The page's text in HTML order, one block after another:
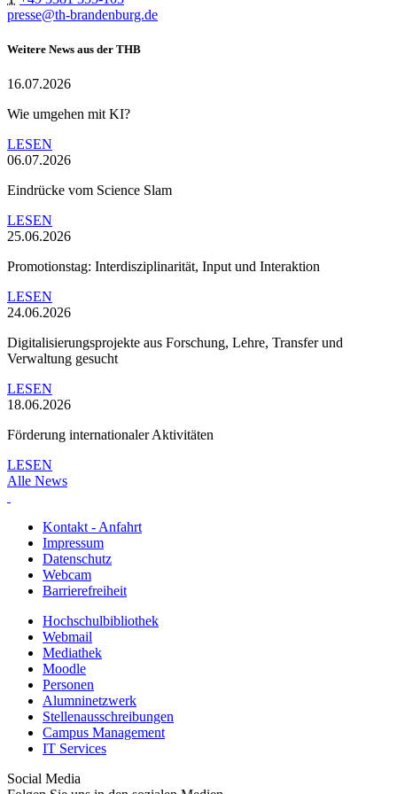
presse@th-brandenburg.de
Weitere News aus der THB
16.07.2026
Wie umgehen mit KI?
LESEN
06.07.2026
Eindrücke vom Science Slam
LESEN
25.06.2026
Promotionstag: Interdisziplinarität, Input und Interaktion
LESEN
24.06.2026
Digitalisierungsprojekte aus Forschung, Lehre, Transfer und
Verwaltung gesucht
LESEN
18.06.2026
Förderung internationaler Aktivitäten
LESEN
Alle News
Kontakt - Anfahrt
Impressum
Datenschutz
Webcam
Barrierefreiheit
Hochschulbibliothek
Webmail
Mediathek
Moodle
Personen
Alumninetzwerk
Stellenausschreibungen
Campus Management
IT Services
Social Media